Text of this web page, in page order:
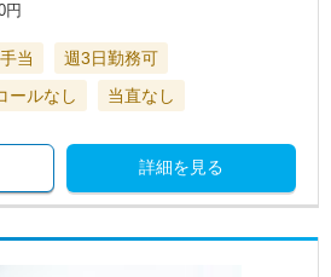
円
当
週3日勤務可
ールなし 当直なし
詳細を見る